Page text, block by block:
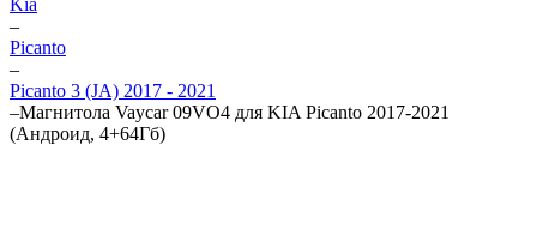
Kia
–
Picanto
–
Picanto 3 (JA) 2017 - 2021
–Магнитола Vaycar 09VO4 для KIA Picanto 2017-2021
(Андроид, 4+64Гб)